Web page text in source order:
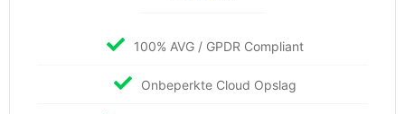
100% AVG / GPDR Compliant
Onbeperkte Cloud Opslag